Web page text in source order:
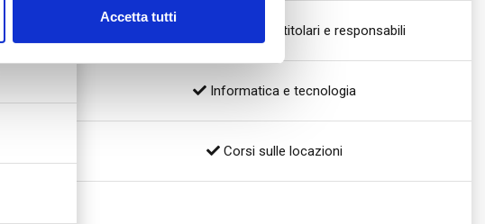
Accetta tutti
Alta formazione per titolari e responsabili
Informatica e tecnologia
Corsi sulle locazioni